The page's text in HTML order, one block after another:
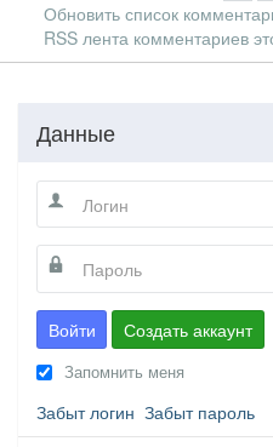
Обновить список
RSS лента комментариев
Данные
Войти Создать аккаунт
Запомнить меня
Забыт логин Забыт пароль